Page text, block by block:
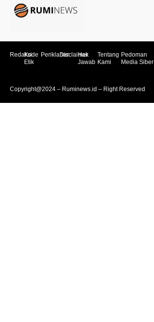
RedaksiKode
Etik
PeriklananDisclaimer
Hak
Jawab
Tentang
Kami
Pedoman
Media Siber
Copyright@2024 – Ruminews.id – Right Reserved